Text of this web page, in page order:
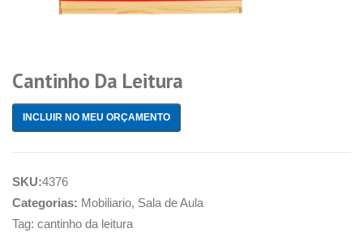
Cantinho Da Leitura
INCLUIR NO MEU ORÇAMENTO
SKU:4376
Categorias: Mobiliario, Sala de Aula
Tag: cantinho da leitura